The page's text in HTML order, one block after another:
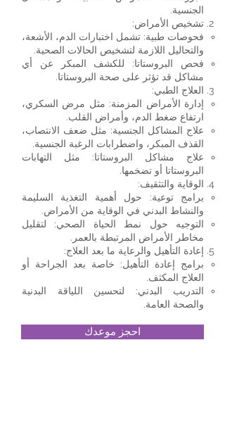
الجنسية.
تشخيص الأمراض:
فحوصات طبية: تشمل اختبارات الدم، الأشعة،
والتحاليل اللازمة لتشخيص الحالات الصحية.
فحص البروستاتا: للكشف المبكر عن أي
مشاكل قد تؤثر على صحة البروستاتا.
العلاج الطبي:
إدارة الأمراض المزمنة: مثل مرض السكري،
ارتفاع ضغط الدم، وأمراض القلب.
علاج المشاكل الجنسية: مثل ضعف الانتصاب،
القذف المبكر، واضطرابات الرغبة الجنسية.
علاج مشاكل البروستاتا: مثل التهابات
البروستاتا أو تضخمها.
الوقاية والتثقيف:
برامج توعية: حول أهمية التغذية السليمة
والنشاط البدني في الوقاية من الأمراض.
التوجيه حول نمط الحياة الصحي: لتقليل
مخاطر الأمراض المرتبطة بالعمر.
إعادة التأهيل والرعاية ما بعد العلاج:
برامج إعادة التأهيل: خاصة بعد الجراحة أو
العلاج المكثف.
التدريب البدني: لتحسين اللياقة البدنية
والصحة العامة.
احجز موعدك